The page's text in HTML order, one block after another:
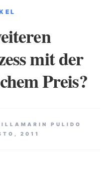
mit der
Preis?
PULIDO
2011